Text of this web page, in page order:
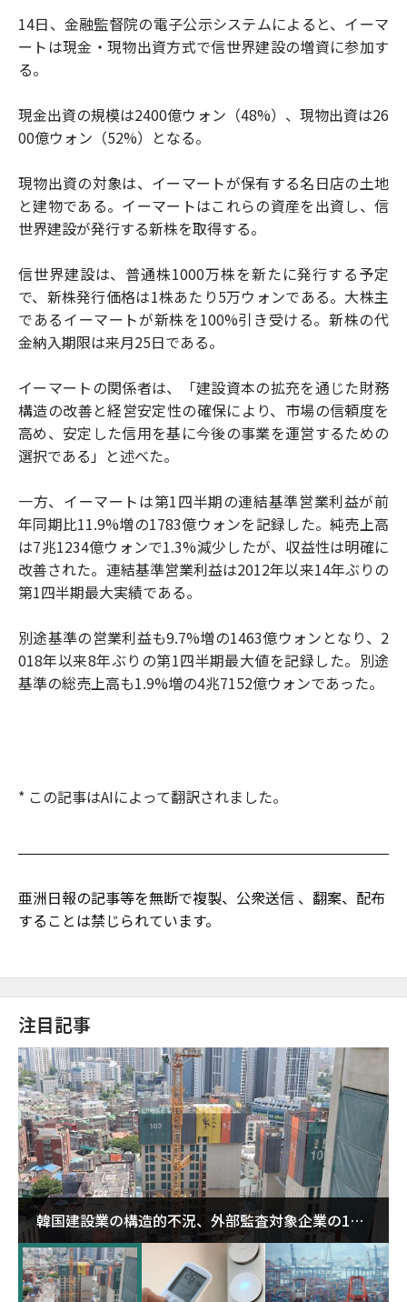
14日、金融監督院の電子公示システムによると、イーマ
ートは現金・現物出資方式で信世界建設の増資に参加す
る。
現金出資の規模は2400億ウォン（48%）、現物出資は26
00億ウォン（52%）となる。
現物出資の対象は、イーマートが保有する名日店の土地
と建物である。イーマートはこれらの資産を出資し、信
世界建設が発行する新株を取得する。
信世界建設は、普通株1000万株を新たに発行する予定
で、新株発行価格は1株あたり5万ウォンである。大株主
であるイーマートが新株を100%引き受ける。新株の代
金納入期限は来月25日である。
イーマートの関係者は、「建設資本の拡充を通じた財務
構造の改善と経営安定性の確保により、市場の信頼度を
高め、安定した信用を基に今後の事業を運営するための
選択である」と述べた。
一方、イーマートは第1四半期の連結基準営業利益が前
年同期比11.9%増の1783億ウォンを記録した。純売上高
は7兆1234億ウォンで1.3%減少したが、収益性は明確に
改善された。連結基準営業利益は2012年以来14年ぶりの
第1四半期最大実績である。
別途基準の営業利益も9.7%増の1463億ウォンとなり、2
018年以来8年ぶりの第1四半期最大値を記録した。別途
基準の総売上高も1.9%増の4兆7152億ウォンであった。
* この記事はAIによって翻訳されました。
亜洲日報の記事等を無断で複製、公衆送信 、翻案、配布
することは禁じられています。
注目記事
韓国建設業の構造的不況、外部監査対象企業の1割
超が「ゾンビ企業」に…5年で2.8倍増